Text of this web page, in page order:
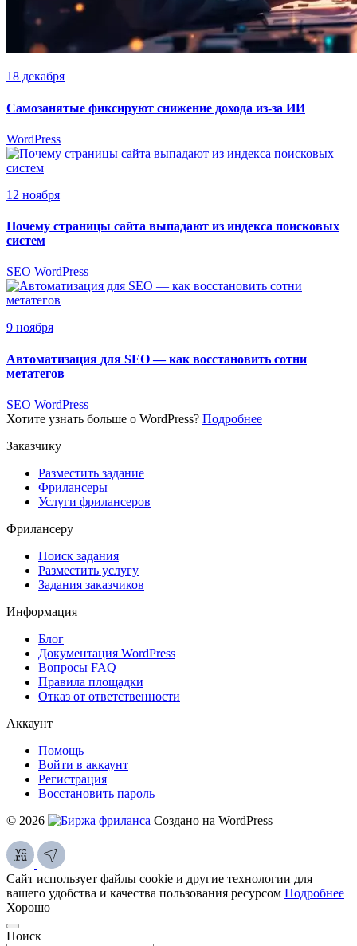
18 декабря
Самозанятые фиксируют снижение дохода из-за ИИ
WordPress
12 ноября
Почему страницы сайта выпадают из индекса поисковых
систем
SEO WordPress
9 ноября
Автоматизация для SEO — как восстановить сотни
метатегов
SEO WordPress
Хотите узнать больше о WordPress? Подробнее
Заказчику
Разместить задание
Фрилансеры
Услуги фрилансеров
Фрилансеру
Поиск задания
Разместить услугу
Задания заказчиков
Информация
Блог
Документация WordPress
Вопросы FAQ
Правила площадки
Отказ от ответственности
Аккаунт
Помощь
Войти в аккаунт
Регистрация
Восстановить пароль
© 2026
Создано на WordPress
Сайт использует файлы cookie и другие технологии для
вашего удобства и качества пользования ресурсом Подробнее
Хорошо
Поиск